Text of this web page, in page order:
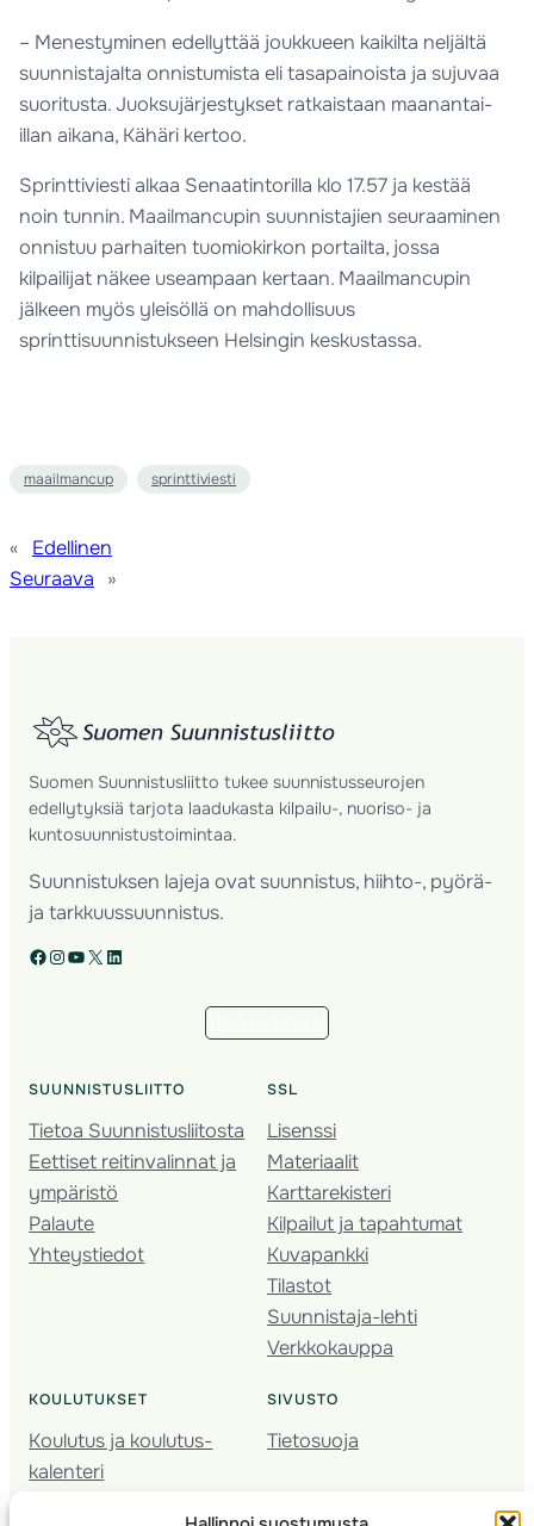
– Menestyminen edellyttää joukkueen kaikilta neljältä
suunnistajalta onnistumista eli tasapainoista ja sujuvaa
suoritusta. Juoksujärjestykset ratkaistaan maanantai-
illan aikana, Kähäri kertoo.
Sprinttiviesti alkaa Senaatintorilla klo 17.57 ja kestää
noin tunnin. Maailmancupin suunnistajien seuraaminen
onnistuu parhaiten tuomiokirkon portailta, jossa
kilpailijat näkee useampaan kertaan. Maailmancupin
jälkeen myös yleisöllä on mahdollisuus
sprinttisuunnistukseen Helsingin keskustassa.
maailmancup sprinttiviesti
«
Edellinen
Seuraava
»
Suomen Suunnistusliitto tukee suunnistusseurojen
edellytyksiä tarjota laadukasta kilpailu-, nuoriso- ja
kuntosuunnistustoimintaa.
Suunnistuksen lajeja ovat suunnistus, hiihto-, pyörä-
ja tarkkuussuunnistus.
Facebook Instagram YouTube X LinkedIn
SUUNNISTUSLIITTO
Tietoa Suunnistusliitosta
Eettiset reitinvalinnat ja
ympäristö
Palaute
Yhteystiedot
SSL
Lisenssi
Materiaalit
Karttarekisteri
Kilpailut ja tapahtumat
Kuvapankki
Tilastot
Suunnistaja-lehti
Verkkokauppa
KOULUTUKSET
Koulutus ja koulutus­
kalenteri
SIVUSTO
Tietosuoja